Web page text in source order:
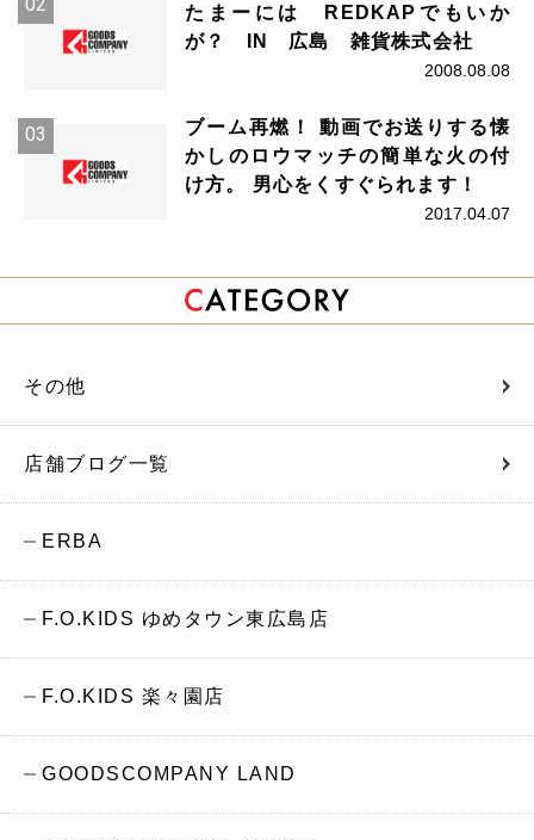
たまーには REDKAPでもいか
が？ IN 広島 雑貨株式会社
2008.08.08
ブーム再燃！ 動画でお送りする懐
かしのロウマッチの簡単な火の付
け方。 男心をくすぐられます！
2017.04.07
その他
店舗ブログ一覧
ERBA
F.O.KIDS ゆめタウン東広島店
F.O.KIDS 楽々園店
GOODSCOMPANY LAND